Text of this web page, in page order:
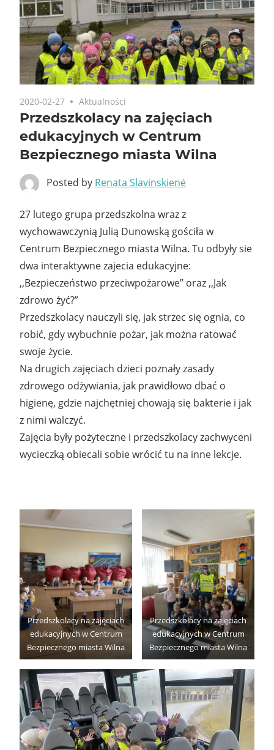
2020-02-27 Aktualności
Przedszkolacy na zajęciach
edukacyjnych w Centrum
Bezpiecznego miasta Wilna
Posted by Renata Slavinskienė
27 lutego grupa przedszkolna wraz z
wychowawczynią Julią Dunowską gościła w
Centrum Bezpiecznego miasta Wilna. Tu odbyły sie
dwa interaktywne zajecia edukacyjne:
,,Bezpieczeństwo przeciwpożarowe” oraz ,,Jak
zdrowo żyć?”
Przedszkolacy nauczyli się, jak strzec się ognia, co
robić, gdy wybuchnie pożar, jak można ratować
swoje życie.
Na drugich zajęciach dzieci poznały zasady
zdrowego odżywiania, jak prawidłowo dbać o
higienę, gdzie najchętniej chowają się bakterie i jak
z nimi walczyć.
Zajęcia były pożyteczne i przedszkolacy zachwyceni
wycieczką obiecali sobie wrócić tu na inne lekcje.
Przedszkolacy na zajęciach
edukacyjnych w Centrum
Bezpiecznego miasta Wilna
Przedszkolacy na zajęciach
edukacyjnych w Centrum
Bezpiecznego miasta Wilna